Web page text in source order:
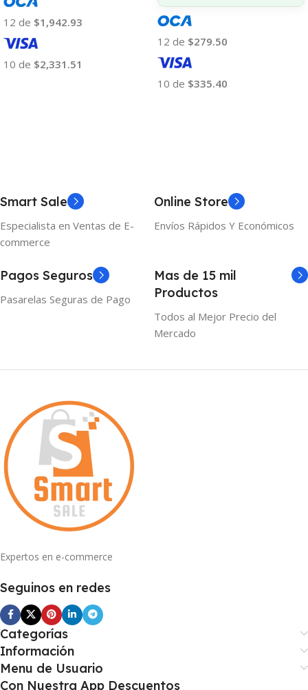
12 de $1,942.93
10 de $2,331.51
12 de $279.50
10 de $335.40
Smart Sale
Especialista en Ventas de E-
commerce
Online Store
Envíos Rápidos Y Económicos
Pagos Seguros
Pasarelas Seguras de Pago
Mas de 15 mil
Productos
Todos al Mejor Precio del
Mercado
Expertos en e-commerce
Seguinos en redes
Categorías
Información
Menu de Usuario
Con Nuestra App Descuentos